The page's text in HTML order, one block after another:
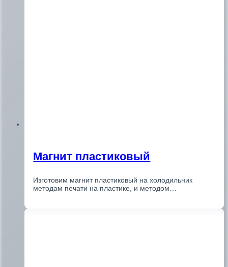
Магнит пластиковый
Изготовим магнит пластиковый на холодильник
методам печати на пластике, и методом…